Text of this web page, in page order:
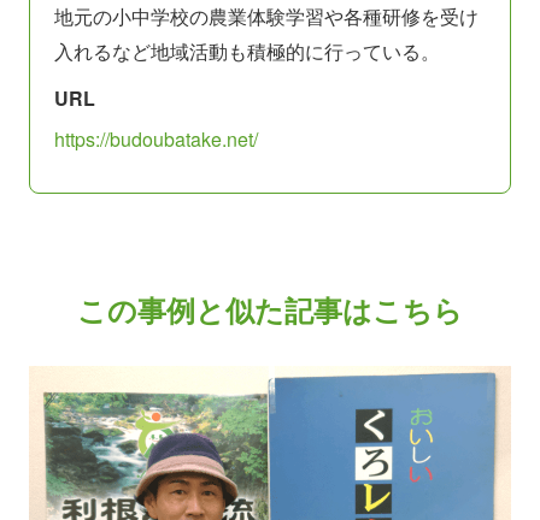
地元の小中学校の農業体験学習や各種研修を受け
入れるなど地域活動も積極的に行っている。
URL
https://budoubatake.net/
この事例と似た記事はこちら